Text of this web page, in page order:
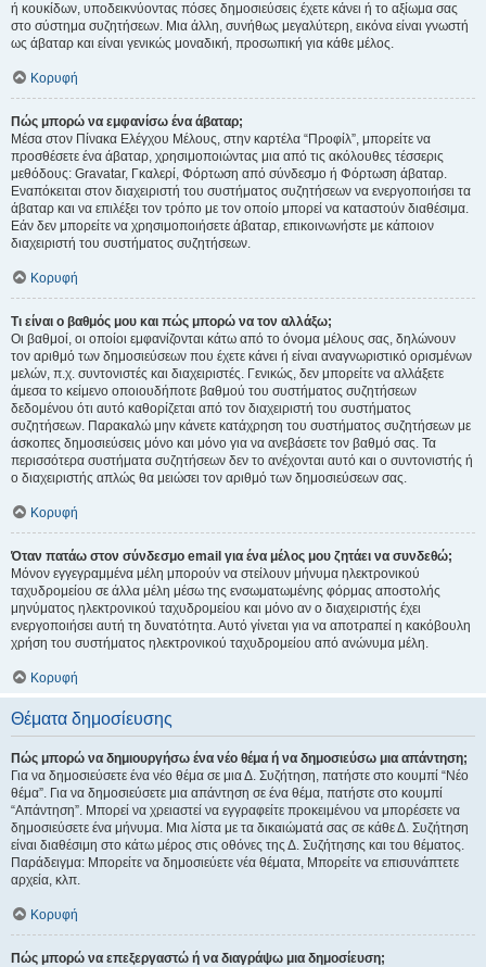
ή κουκίδων, υποδεικνύοντας πόσες δημοσιεύσεις έχετε κάνει ή το αξίωμα σας
στο σύστημα συζητήσεων. Μια άλλη, συνήθως μεγαλύτερη, εικόνα είναι γνωστή
ως άβαταρ και είναι γενικώς μοναδική, προσωπική για κάθε μέλος.
Κορυφή
Πώς μπορώ να εμφανίσω ένα άβαταρ;
Μέσα στον Πίνακα Ελέγχου Μέλους, στην καρτέλα “Προφίλ”, μπορείτε να
προσθέσετε ένα άβαταρ, χρησιμοποιώντας μια από τις ακόλουθες τέσσερις
μεθόδους: Gravatar, Γκαλερί, Φόρτωση από σύνδεσμο ή Φόρτωση άβαταρ.
Εναπόκειται στον διαχειριστή του συστήματος συζητήσεων να ενεργοποιήσει τα
άβαταρ και να επιλέξει τον τρόπο με τον οποίο μπορεί να καταστούν διαθέσιμα.
Εάν δεν μπορείτε να χρησιμοποιήσετε άβαταρ, επικοινωνήστε με κάποιον
διαχειριστή του συστήματος συζητήσεων.
Κορυφή
Τι είναι ο βαθμός μου και πώς μπορώ να τον αλλάξω;
Οι βαθμοί, οι οποίοι εμφανίζονται κάτω από το όνομα μέλους σας, δηλώνουν
τον αριθμό των δημοσιεύσεων που έχετε κάνει ή είναι αναγνωριστικό ορισμένων
μελών, π.χ. συντονιστές και διαχειριστές. Γενικώς, δεν μπορείτε να αλλάξετε
άμεσα το κείμενο οποιουδήποτε βαθμού του συστήματος συζητήσεων
δεδομένου ότι αυτό καθορίζεται από τον διαχειριστή του συστήματος
συζητήσεων. Παρακαλώ μην κάνετε κατάχρηση του συστήματος συζητήσεων με
άσκοπες δημοσιεύσεις μόνο και μόνο για να ανεβάσετε τον βαθμό σας. Τα
περισσότερα συστήματα συζητήσεων δεν το ανέχονται αυτό και ο συντονιστής ή
ο διαχειριστής απλώς θα μειώσει τον αριθμό των δημοσιεύσεων σας.
Κορυφή
Όταν πατάω στον σύνδεσμο email για ένα μέλος μου ζητάει να συνδεθώ;
Μόνον εγγεγραμμένα μέλη μπορούν να στείλουν μήνυμα ηλεκτρονικού
ταχυδρομείου σε άλλα μέλη μέσω της ενσωματωμένης φόρμας αποστολής
μηνύματος ηλεκτρονικού ταχυδρομείου και μόνο αν ο διαχειριστής έχει
ενεργοποιήσει αυτή τη δυνατότητα. Αυτό γίνεται για να αποτραπεί η κακόβουλη
χρήση του συστήματος ηλεκτρονικού ταχυδρομείου από ανώνυμα μέλη.
Κορυφή
Θέματα δημοσίευσης
Πώς μπορώ να δημιουργήσω ένα νέο θέμα ή να δημοσιεύσω μια απάντηση;
Για να δημοσιεύσετε ένα νέο θέμα σε μια Δ. Συζήτηση, πατήστε στο κουμπί “Νέο
θέμα”. Για να δημοσιεύσετε μια απάντηση σε ένα θέμα, πατήστε στο κουμπί
“Απάντηση”. Μπορεί να χρειαστεί να εγγραφείτε προκειμένου να μπορέσετε να
δημοσιεύσετε ένα μήνυμα. Μια λίστα με τα δικαιώματά σας σε κάθε Δ. Συζήτηση
είναι διαθέσιμη στο κάτω μέρος στις οθόνες της Δ. Συζήτησης και του θέματος.
Παράδειγμα: Μπορείτε να δημοσιεύετε νέα θέματα, Μπορείτε να επισυνάπτετε
αρχεία, κλπ.
Κορυφή
Πώς μπορώ να επεξεργαστώ ή να διαγράψω μια δημοσίευση;